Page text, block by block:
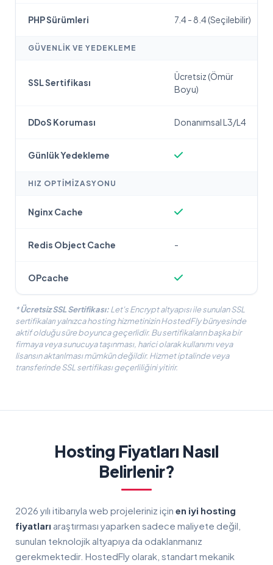
PHP Sürümleri 7.4 - 8.4 (Seçilebilir)
GÜVENLIK VE YEDEKLEME
SSL Sertifikası
Ücretsiz (Ömür
Boyu)
DDoS Koruması Donanımsal L3/L4
Günlük Yedekleme
HIZ OPTIMIZASYONU
Nginx Cache
Redis Object Cache -
OPcache
*Ücretsiz SSL Sertifikası:Let's Encrypt altyapısı ile sunulan SSL
sertifikaları yalnızca hosting hizmetinizin HostedFly bünyesinde
aktif olduğu süre boyunca geçerlidir. Bu sertifikaların başka bir
firmaya veya sunucuya taşınması, harici olarak kullanımı veya
lisansın aktarılması mümkün değildir. Hizmet iptalinde veya
transferinde SSL sertifikası geçerliliğini yitirir.
Hosting Fiyatları Nasıl
Belirlenir?
2026 yılı itibarıyla web projeleriniz için en iyi hosting
fiyatları araştırması yaparken sadece maliyete değil,
sunulan teknolojik altyapıya da odaklanmanız
gerekmektedir. HostedFly olarak, standart mekanik